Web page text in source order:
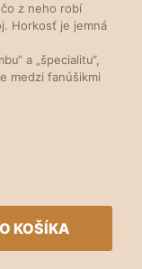
z neho robí
Horkosť je jemná
a „špecialitu“,
medzi fanúšikmi
KOŠÍKA